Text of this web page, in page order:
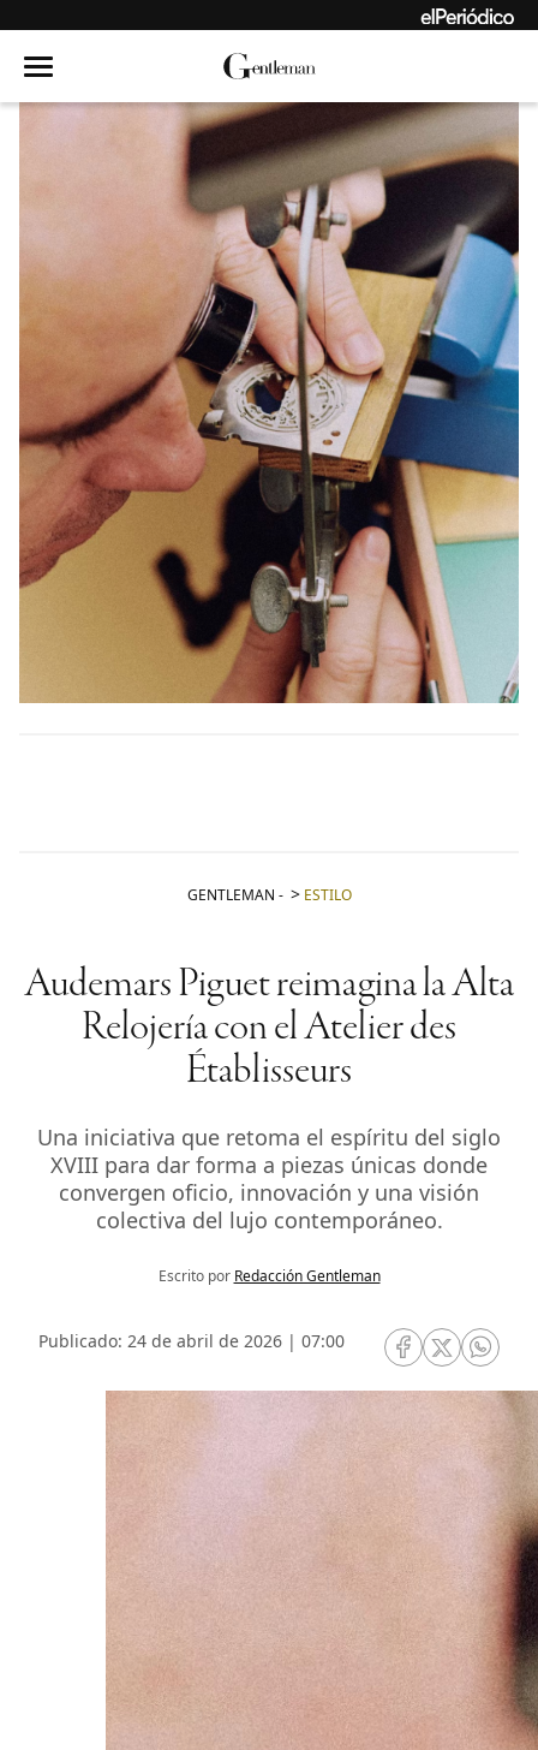
GENTLEMAN - ESTILO
Audemars Piguet reimagina la Alta
Relojería con el Atelier des
Établisseurs
Una iniciativa que retoma el espíritu del siglo
XVIII para dar forma a piezas únicas donde
convergen oficio, innovación y una visión
colectiva del lujo contemporáneo.
Escrito por Redacción Gentleman
Publicado: 24 de abril de 2026 | 07:00
RRSS Facebook
RRSSRRSS